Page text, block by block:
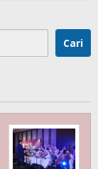
Cari